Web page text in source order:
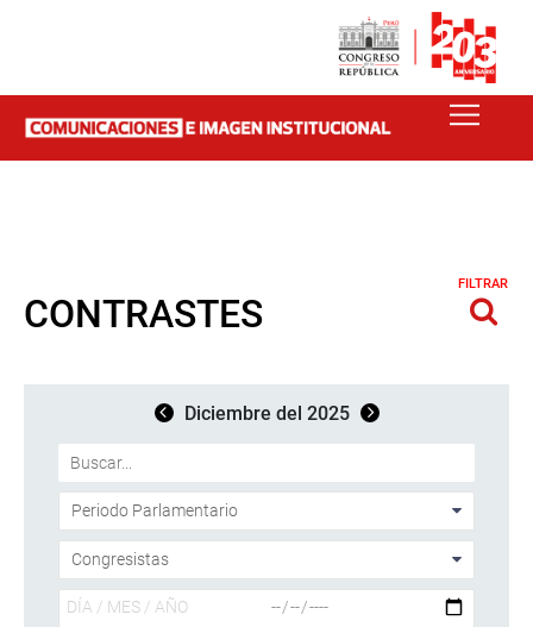
CONTRASTES
FILTRAR
Diciembre del 2025